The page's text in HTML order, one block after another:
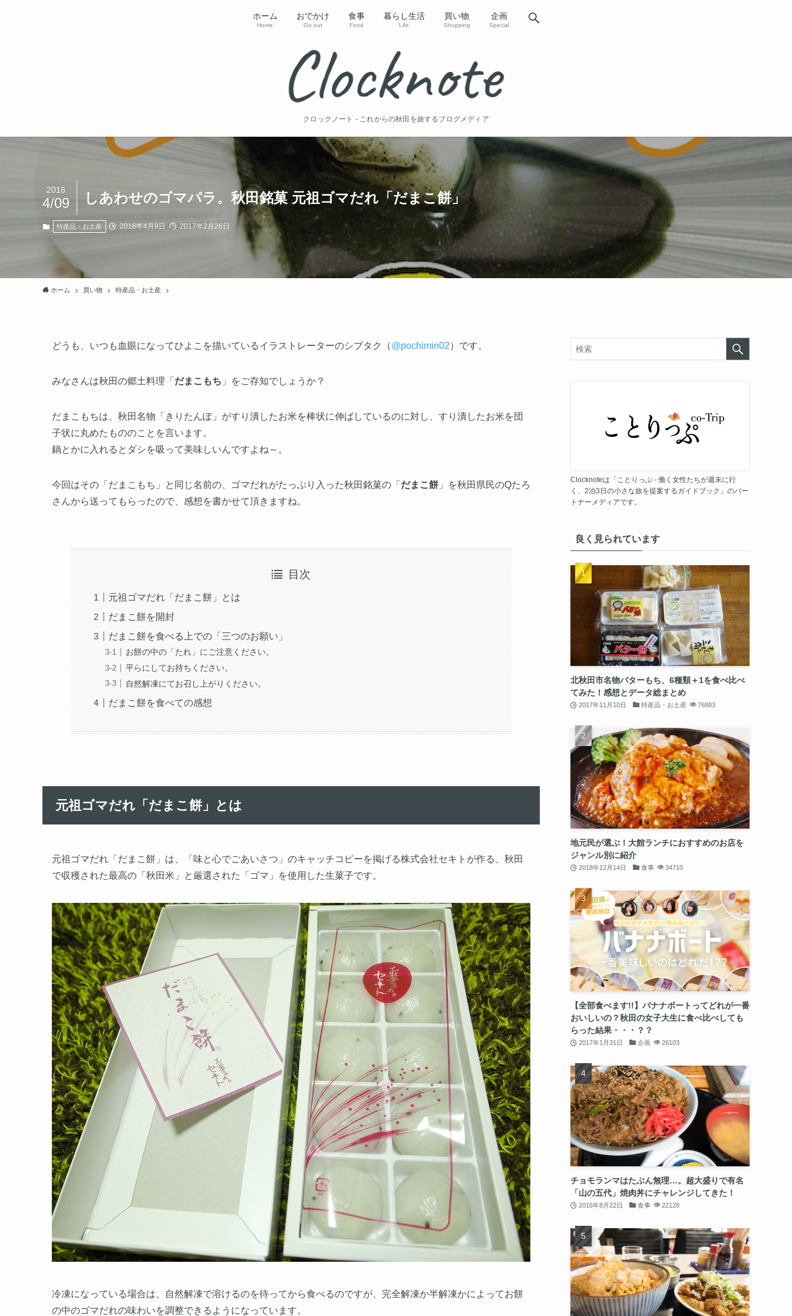
クロックノート - これからの秋田を旅するブログメディア
ホーム
Home
おでかけ
Go out
食事
Food
暮らし生活
Life
買い物
Shopping
企画
Special
しあわせのゴマパラ。秋田銘菓 元祖ゴマだれ「だまこ餅」
2016
4/09
特産品・お土産 2016年4月9日 2017年2月26日
ホーム 買い物 特産品・お土産
どうも、いつも血眼になってひよこを描いているイラストレーターのシブタク（@pochimin02）です。
みなさんは秋田の郷土料理「 だまこもち 」をご存知でしょうか？
だまこもちは、秋田名物「きりたんぽ」がすり潰したお米を棒状に伸ばしているのに対し、すり潰したお米を団
子状に丸めたもののことを言います。
鍋とかに入れるとダシを吸って美味しいんですよね～。
今回はその「だまこもち」と同じ名前の、ゴマだれがたっぷり入った秋田銘菓の「 だまこ餅 」を秋田県民のQたろ
さんから送ってもらったので、感想を書かせて頂きますね。
目次
元祖ゴマだれ「だまこ餅」とは
だまこ餅を開封
だまこ餅を食べる上での「三つのお願い」
お餅の中の「たれ」にご注意ください。
平らにしてお持ちください。
自然解凍にてお召し上がりください。
だまこ餅を食べての感想
元祖ゴマだれ「だまこ餅」とは
元祖ゴマだれ「だまこ餅」は、「味と心でごあいさつ」のキャッチコピーを掲げる株式会社セキトが作る、秋田
で収穫された最高の「秋田米」と厳選された「ゴマ」を使用した生菓子です。
冷凍になっている場合は、自然解凍で溶けるのを待ってから食べるのですが、完全解凍か半解凍かによってお餅
の中のゴマだれの味わいを調整できるようになっています。
Clocknoteは「ことりっぷ - 働く女性たちが週末に行
く、2泊3日の小さな旅を提案するガイドブック」のパー
トナーメディアです。
良く見られています
北秋田市名物バターもち、6種類＋1を食べ比べ
てみた！感想とデータ総まとめ
2017年11月10日 特産品・お土産 76883
地元民が選ぶ！大館ランチにおすすめのお店を
ジャンル別に紹介
2018年12月14日 食事 34710
【全部食べます!!】バナナボートってどれが一番
おいしいの？秋田の女子大生に食べ比べしても
らった結果・・・？？
2017年1月31日 企画 26103
チョモランマはたぶん無理…。超大盛りで有名
「山の五代」焼肉丼にチャレンジしてきた！
2016年8月22日 食事 22128